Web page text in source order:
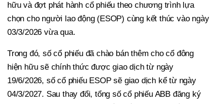
hữu và đợt phát hành cổ phiếu theo chương trình lựa
chọn cho người lao động (ESOP) cùng kết thúc vào ngày
03/3/2026 vừa qua.
Trong đó, số cổ phiếu đã chào bán thêm cho cổ đông
hiện hữu sẽ chính thức được giao dịch từ ngày
19/6/2026, số cổ phiếu ESOP sẽ giao dịch kể từ ngày
04/3/2027. Sau thay đổi, tổng số cổ phiếu ABB đăng ký